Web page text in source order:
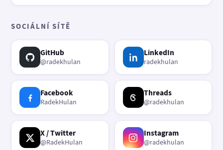
SOCIÁLNÍ SÍTĚ
GitHub
@radekhulan
LinkedIn
radekhulan
Facebook
RadekHulan
Threads
@radekhulan
X / Twitter
@RadekHulan
Instagram
@radekhulan